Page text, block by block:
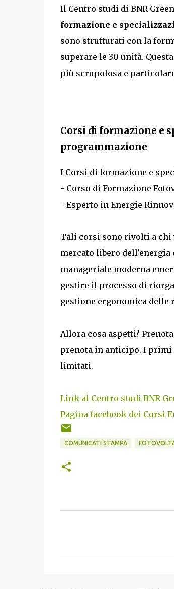
Il Centro studi di BNR
formazione e
sono strutturati con la
superare le 30 unità.
più scrupolosa e
Corsi di formazione e
programmazione
I Corsi di formazione e
- Corso di Formazione
- Esperto in Energie
Tali corsi sono rivolti a chi
mercato libero dell'energia
manageriale moderna
gestire il processo di
gestione ergonomica delle
Allora cosa aspetti?
prenota in anticipo. I primi
limitati.
Link al Centro studi BNR
Pagina facebook dei Corsi
COMUNICATI STAMPA